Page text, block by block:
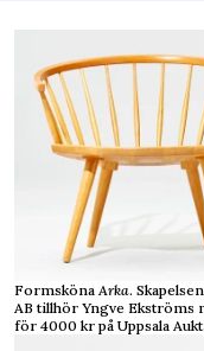
Formsköna Arka.
AB tillhör Yngve Ekströms
för 4000 kr på Uppsala